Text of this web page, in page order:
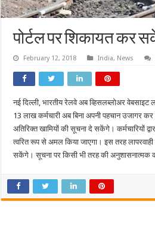
पोर्टल पर शिकायत कर
February 12, 2018 India, News
नई दिल्ली, भारतीय रेलवे अब व्हिसलब्लोअर
13 लाख कर्मचारी अब बिना अपनी पहचान उजागर
अतिरिक्त खामियों की सूचना दे सकेंगे। कर्मचारियों
त्वरित रूप से अमल किया जाएगा। इस तरह
सकेंगे। सूचना पर किसी भी तरह की अनुशासनात्मक